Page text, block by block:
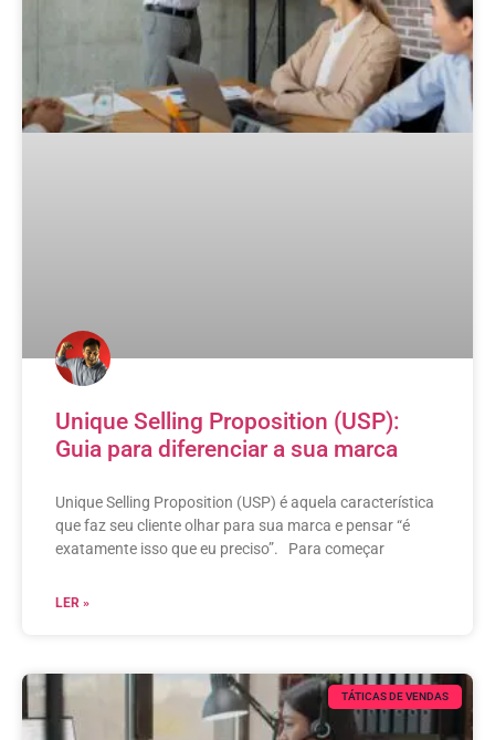
Unique Selling Proposition (USP):
Guia para diferenciar a sua marca
Unique Selling Proposition (USP) é aquela característica
que faz seu cliente olhar para sua marca e pensar “é
exatamente isso que eu preciso”. Para começar
LER »
TÁTICAS DE VENDAS